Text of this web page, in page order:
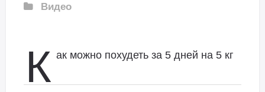
Видео
К ак можно похудеть за 5 дней на 5 кг